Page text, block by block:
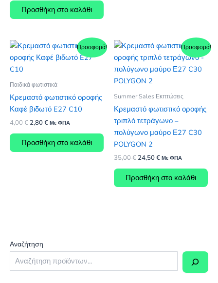
was:
40,00 €. είναι:
28,00 €.
Προσθήκη στο καλάθι
Προσφορά!
Παιδικά φωτιστικά
Κρεμαστό φωτιστικό οροφής
Καφέ βιδωτό E27 C10
4,00€ Original
was:
4,00 €.
2,80€Η
είναι:
Με ΦΠΑ
Προσθήκη στο καλάθι
Προσφορά!
Summer Sales Εκπτώσεις
Κρεμαστό φωτιστικό οροφής
τριπλό τετράγωνο –
πολύγωνο μαύρο Ε27 C30
POLYGON 2
35,00€ Original
was:
35,00 €.
24,50€Η
είναι:
Με ΦΠΑ
Προσθήκη στο καλάθι
Αναζήτηση